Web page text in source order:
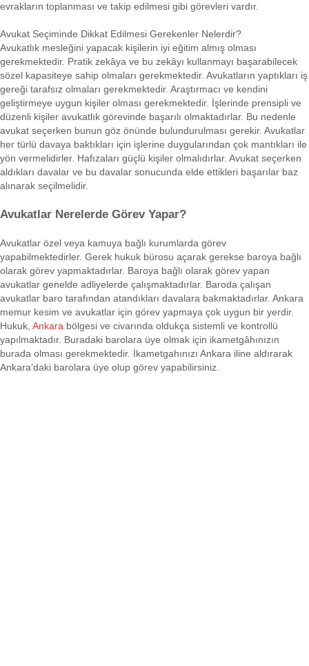
evrakların toplanması ve takip edilmesi gibi görevleri vardır.
Avukat Seçiminde Dikkat Edilmesi Gerekenler Nelerdir?
Avukatlık mesleğini yapacak kişilerin iyi eğitim almış olması
gerekmektedir. Pratik zekâya ve bu zekâyı kullanmayı başarabilecek
sözel kapasiteye sahip olmaları gerekmektedir. Avukatların yaptıkları iş
gereği tarafsız olmaları gerekmektedir. Araştırmacı ve kendini
geliştirmeye uygun kişiler olması gerekmektedir. İşlerinde prensipli ve
düzenli kişiler avukatlık görevinde başarılı olmaktadırlar. Bu nedenle
avukat seçerken bunun göz önünde bulundurulması gerekir. Avukatlar
her türlü davaya baktıkları için işlerine duygularından çok mantıkları ile
yön vermelidirler. Hafızaları güçlü kişiler olmalıdırlar. Avukat seçerken
aldıkları davalar ve bu davalar sonucunda elde ettikleri başarılar baz
alınarak seçilmelidir.
Avukatlar Nerelerde Görev Yapar?
Avukatlar özel veya kamuya bağlı kurumlarda görev
yapabilmektedirler. Gerek hukuk bürosu açarak gerekse baroya bağlı
olarak görev yapmaktadırlar. Baroya bağlı olarak görev yapan
avukatlar genelde adliyelerde çalışmaktadırlar. Baroda çalışan
avukatlar baro tarafından atandıkları davalara bakmaktadırlar. Ankara
memur kesim ve avukatlar için görev yapmaya çok uygun bir yerdir.
Hukuk, Ankara bölgesi ve civarında oldukça sistemli ve kontrollü
yapılmaktadır. Buradaki barolara üye olmak için ikametgâhınızın
burada olması gerekmektedir. İkametgahınızı Ankara iline aldırarak
Ankara’daki barolara üye olup görev yapabilirsiniz.